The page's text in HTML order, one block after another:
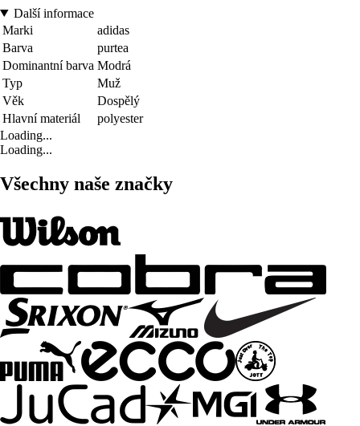
Další informace
Marki
adidas
Barva
purtea
Dominantní barva Modrá
Typ
Muž
Věk
Dospělý
Hlavní materiál
polyester
Loading...
Loading...
Všechny naše značky